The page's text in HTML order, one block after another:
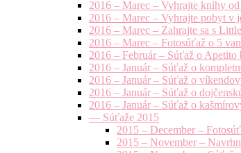
2016 – Marec – Vyhrajte knihy
2016 – Marec – Vyhrajte pobyt v
2016 – Marec – Zahrajte sa s
2016 – Marec – Fotosúťaž o 5
2016 – Február – Súťaž o
2016 – Január – Súťaž o
2016 – Január – Súťaž o
2016 – Január – Súťaž o
2016 – Január – Súťaž o
— Súťaže 2015
2015 – December –
2015 – November –